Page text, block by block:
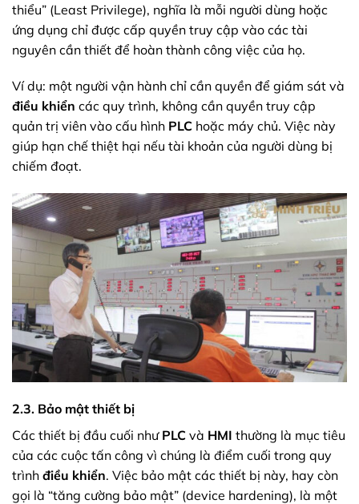
thiểu” (Least Privilege), nghĩa là mỗi người dùng hoặc
ứng dụng chỉ được cấp quyền truy cập vào các tài
nguyên cần thiết để hoàn thành công việc của họ.
Ví dụ: một người vận hành chỉ cần quyền để giám sát và
điều khiển các quy trình, không cần quyền truy cập
quản trị viên vào cấu hình PLC hoặc máy chủ. Việc này
giúp hạn chế thiệt hại nếu tài khoản của người dùng bị
chiếm đoạt.
2.3. Bảo mật thiết bị
Các thiết bị đầu cuối như PLC và HMI thường là mục tiêu
của các cuộc tấn công vì chúng là điểm cuối trong quy
trình điều khiển. Việc bảo mật các thiết bị này, hay còn
gọi là “tăng cường bảo mật” (device hardening), là một